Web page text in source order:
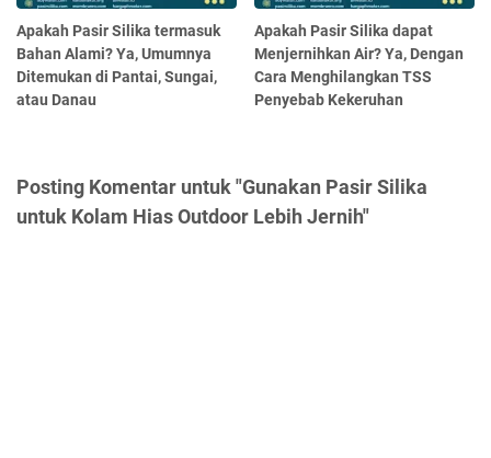
Apakah Pasir Silika termasuk
Bahan Alami? Ya, Umumnya
Ditemukan di Pantai, Sungai,
atau Danau
Apakah Pasir Silika dapat
Menjernihkan Air? Ya, Dengan
Cara Menghilangkan TSS
Penyebab Kekeruhan
Posting Komentar untuk "Gunakan Pasir Silika
untuk Kolam Hias Outdoor Lebih Jernih"